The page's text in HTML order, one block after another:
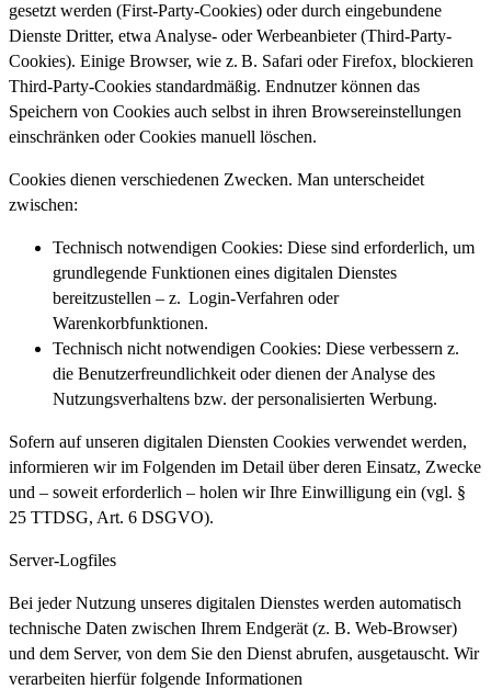
gesetzt werden (First-Party-Cookies) oder durch eingebundene
Dienste Dritter, etwa Analyse- oder Werbeanbieter (Third-Party-
Cookies). Einige Browser, wie z. B. Safari oder Firefox, blockieren
Third-Party-Cookies standardmäßig. Endnutzer können das
Speichern von Cookies auch selbst in ihren Browsereinstellungen
einschränken oder Cookies manuell löschen.
Cookies dienen verschiedenen Zwecken. Man unterscheidet
zwischen:
Technisch notwendigen Cookies: Diese sind erforderlich, um
grundlegende Funktionen eines digitalen Dienstes
bereitzustellen – z. Login-Verfahren oder
Warenkorbfunktionen.
Technisch nicht notwendigen Cookies: Diese verbessern z.
die Benutzerfreundlichkeit oder dienen der Analyse des
Nutzungsverhaltens bzw. der personalisierten Werbung.
Sofern auf unseren digitalen Diensten Cookies verwendet werden,
informieren wir im Folgenden im Detail über deren Einsatz, Zwecke
und – soweit erforderlich – holen wir Ihre Einwilligung ein (vgl. §
25 TTDSG, Art. 6 DSGVO).
Server-Logfiles
Bei jeder Nutzung unseres digitalen Dienstes werden automatisch
technische Daten zwischen Ihrem Endgerät (z. B. Web-Browser)
und dem Server, von dem Sie den Dienst abrufen, ausgetauscht. Wir
verarbeiten hierfür folgende Informationen